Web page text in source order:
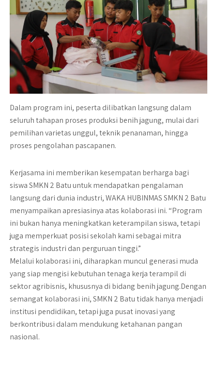
Dalam program ini, peserta dilibatkan langsung dalam
seluruh tahapan proses produksi benih jagung, mulai dari
pemilihan varietas unggul, teknik penanaman, hingga
proses pengolahan pascapanen.
Kerjasama ini memberikan kesempatan berharga bagi
siswa SMKN 2 Batu untuk mendapatkan pengalaman
langsung dari dunia industri, WAKA HUBINMAS SMKN 2 Batu
menyampaikan apresiasinya atas kolaborasi ini. “Program
ini bukan hanya meningkatkan keterampilan siswa, tetapi
juga memperkuat posisi sekolah kami sebagai mitra
strategis industri dan perguruan tinggi.”
Melalui kolaborasi ini, diharapkan muncul generasi muda
yang siap mengisi kebutuhan tenaga kerja terampil di
sektor agribisnis, khususnya di bidang benih jagung.Dengan
semangat kolaborasi ini, SMKN 2 Batu tidak hanya menjadi
institusi pendidikan, tetapi juga pusat inovasi yang
berkontribusi dalam mendukung ketahanan pangan
nasional.